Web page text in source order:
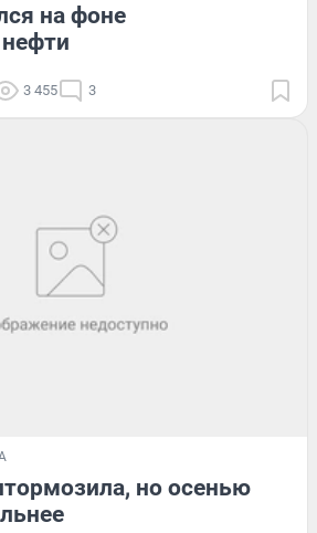
на фоне
3 455 3
но осенью